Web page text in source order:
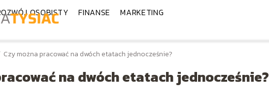
OSOBISTY FINANSE MARKETING
Czy można pracować na dwóch etatach jednocześnie?
na dwóch etatach jednocześnie?